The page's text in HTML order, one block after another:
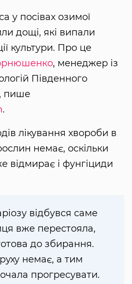
у посівах озимої
дощі, які випали
культури. Про це
, менеджер із
Південного
, пише
.
лікування хвороби в
немає, оскільки
відмирає і фунгіциди
відбувся саме
вже перестояла,
до збирання.
немає, а тим
прогресувати.